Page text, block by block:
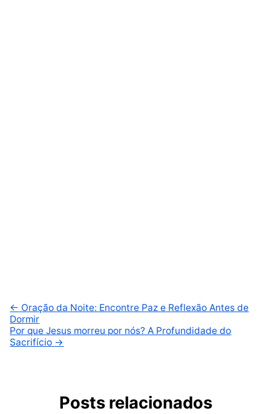
← Oração da Noite: Encontre Paz e Reflexão Antes de
Dormir
Por que Jesus morreu por nós? A Profundidade do
Sacrifício →
Posts relacionados